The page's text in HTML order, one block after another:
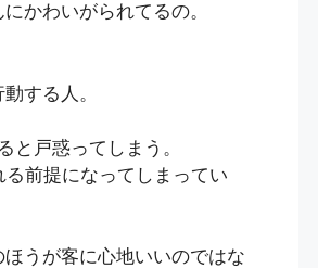
かわいがられてるの。
する人。
と戸惑ってしまう。
前提になってしまってい
うが客に心地いいのではな